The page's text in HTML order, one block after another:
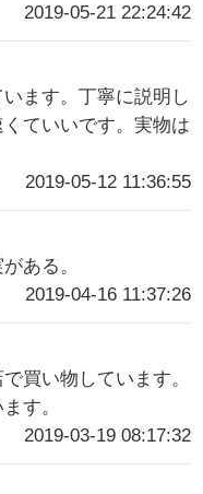
2019-05-21 22:24:42
ます。丁寧に説明し
ていいです。実物は
2019-05-12 11:36:55
ある。
2019-04-16 11:37:26
買い物しています。
す。
2019-03-19 08:17:32